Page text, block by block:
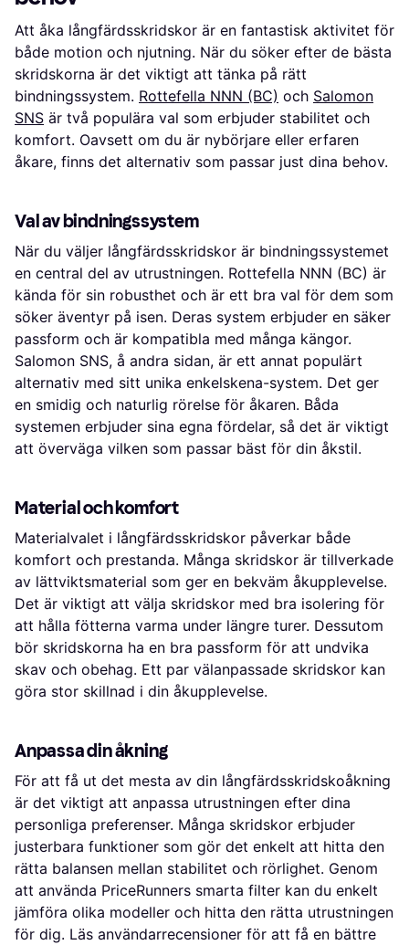
Att åka långfärdsskridskor är en fantastisk aktivitet för
både motion och njutning. När du söker efter de bästa
skridskorna är det viktigt att tänka på rätt
bindningssystem. Rottefella NNN (BC) och Salomon
SNS är två populära val som erbjuder stabilitet och
komfort. Oavsett om du är nybörjare eller erfaren
åkare, finns det alternativ som passar just dina behov.
Val av bindningssystem
När du väljer långfärdsskridskor är bindningssystemet
en central del av utrustningen. Rottefella NNN (BC) är
kända för sin robusthet och är ett bra val för dem som
söker äventyr på isen. Deras system erbjuder en säker
passform och är kompatibla med många kängor.
Salomon SNS, å andra sidan, är ett annat populärt
alternativ med sitt unika enkelskena-system. Det ger
en smidig och naturlig rörelse för åkaren. Båda
systemen erbjuder sina egna fördelar, så det är viktigt
att överväga vilken som passar bäst för din åkstil.
Material och komfort
Materialvalet i långfärdsskridskor påverkar både
komfort och prestanda. Många skridskor är tillverkade
av lättviktsmaterial som ger en bekväm åkupplevelse.
Det är viktigt att välja skridskor med bra isolering för
att hålla fötterna varma under längre turer. Dessutom
bör skridskorna ha en bra passform för att undvika
skav och obehag. Ett par välanpassade skridskor kan
göra stor skillnad i din åkupplevelse.
Anpassa din åkning
För att få ut det mesta av din långfärdsskridskoåkning
är det viktigt att anpassa utrustningen efter dina
personliga preferenser. Många skridskor erbjuder
justerbara funktioner som gör det enkelt att hitta den
rätta balansen mellan stabilitet och rörlighet. Genom
att använda PriceRunners smarta filter kan du enkelt
jämföra olika modeller och hitta den rätta utrustningen
för dig. Läs användarrecensioner för att få en bättre